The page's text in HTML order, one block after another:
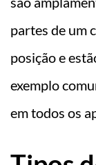
partes de um
posição e
exemplo
em todos os